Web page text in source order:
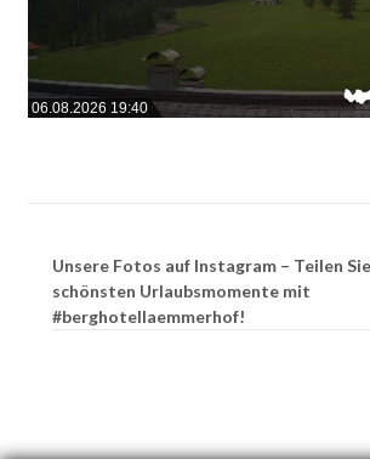
06.08.2026 19:40
Unsere Fotos auf Instagram – Teilen
schönsten Urlaubsmomente mit
#berghotellaemmerhof!